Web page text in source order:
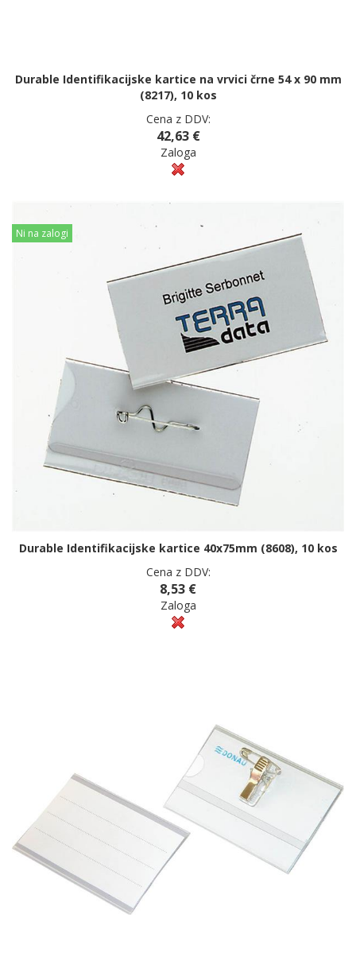
Durable Identifikacijske kartice na vrvici črne 54 x 90 mm
(8217), 10 kos
Cena z DDV:
42,63 €
Zaloga
Ni na zalogi
Durable Identifikacijske kartice 40x75mm (8608), 10 kos
Cena z DDV:
8,53 €
Zaloga